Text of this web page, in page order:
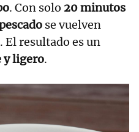
. Con solo 20 minutos
se vuelven
. El resultado es un
y ligero.